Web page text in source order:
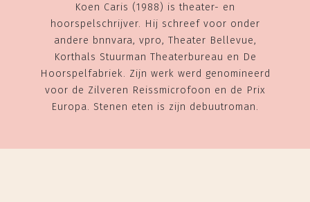
Koen Caris (1988) is theater- en
hoorspelschrijver. Hij schreef voor onder
andere bnnvara, vpro, Theater Bellevue,
Korthals Stuurman Theaterbureau en De
Hoorspelfabriek. Zijn werk werd genomineerd
voor de Zilveren Reissmicrofoon en de Prix
Europa. Stenen eten is zijn debuutroman.